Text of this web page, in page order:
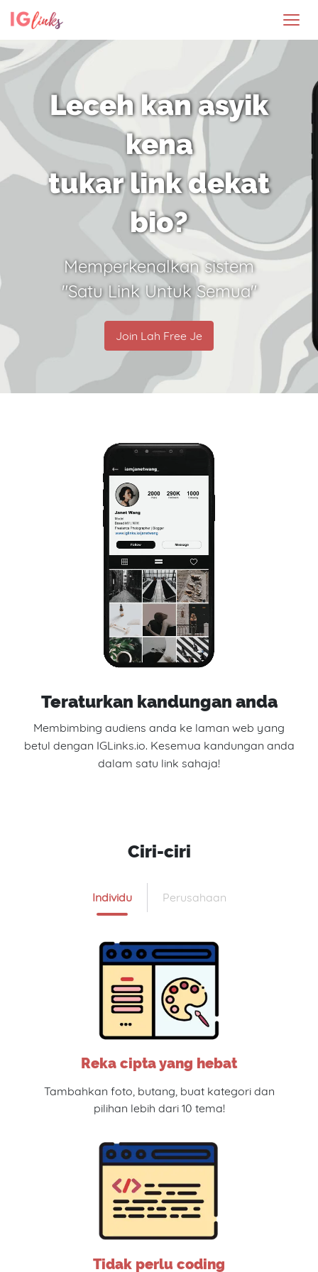
Leceh kan asyik
kena
tukar link dekat
bio?
Memperkenalkan sistem
"Satu Link Untuk Semua"
Join Lah Free Je
Teraturkan kandungan anda
Membimbing audiens anda ke laman web yang
betul dengan IGLinks.io. Kesemua kandungan anda
dalam satu link sahaja!
Ciri-ciri
Individu Perusahaan
Reka cipta yang hebat
Tambahkan foto, butang, buat kategori dan
pilihan lebih dari 10 tema!
Tidak perlu coding